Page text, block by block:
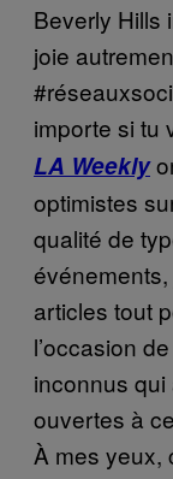
Beverly Hills
joie
importe si tu
LA Weekly
optimistes
qualité de
articles tout
l’occasion
inconnus qui
ouvertes à
À mes yeux,